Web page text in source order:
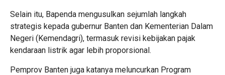
Selain itu, Bapenda mengusulkan sejumlah langkah
strategis kepada gubernur Banten dan Kementerian Dalam
Negeri (Kemendagri), termasuk revisi kebijakan pajak
kendaraan listrik agar lebih proporsional.
Pemprov Banten juga katanya meluncurkan Program